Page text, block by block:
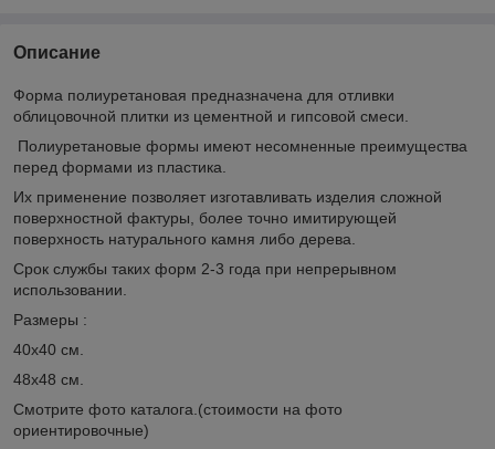
Описание
Форма полиуретановая предназначена для отливки
облицовочной плитки из цементной и гипсовой смеси.
Полиуретановые формы имеют несомненные преимущества
перед формами из пластика.
Их применение позволяет изготавливать изделия сложной
поверхностной фактуры, более точно имитирующей
поверхность натурального камня либо дерева.
Срок службы таких форм 2-3 года при непрерывном
использовании.
Размеры :
40х40 см.
48х48 см.
Смотрите фото каталога.(стоимости на фото
ориентировочные)